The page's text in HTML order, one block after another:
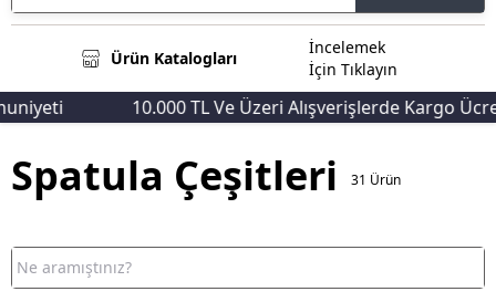
Ürün Katalogları
İncelemek
İçin Tıklayın
10.000 TL Ve Üzeri Alışverişlerde Kargo
Spatula Çeşitleri 31 Ürün